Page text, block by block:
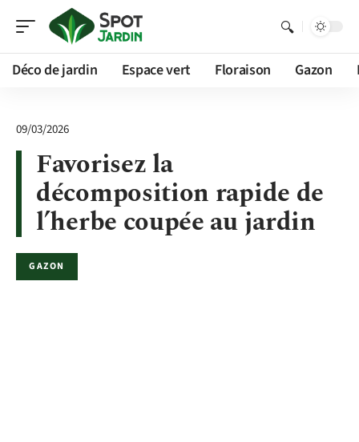
Déco de jardin Espace vert Floraison Gazon
09/03/2026
Favorisez la
décomposition rapide de
l’herbe coupée au jardin
GAZON